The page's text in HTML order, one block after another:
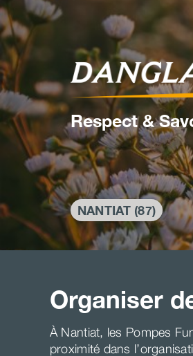
Respect &
NANTIAT (87)
Organiser
À Nantiat, les Pompes
proximité dans